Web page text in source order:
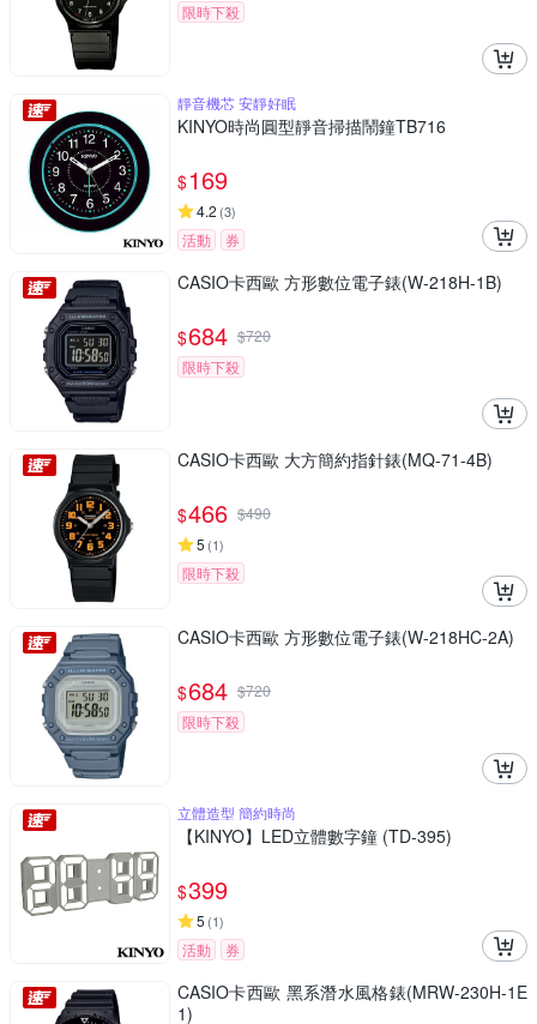
限時下殺
靜音機芯 安靜好眠
KINYO時尚圓型靜音掃描鬧鐘TB716
$169
4.2 (3)
活動 券
CASIO卡西歐 方形數位電子錶(W-218H-1B)
$684 $720
限時下殺
CASIO卡西歐 大方簡約指針錶(MQ-71-4B)
$466 $490
5 (1)
限時下殺
CASIO卡西歐 方形數位電子錶(W-218HC-2A)
$684 $720
限時下殺
立體造型 簡約時尚
【KINYO】LED立體數字鐘 (TD-395)
$399
5 (1)
活動 券
CASIO卡西歐 黑系潛水風格錶(MRW-230H-1E
1)